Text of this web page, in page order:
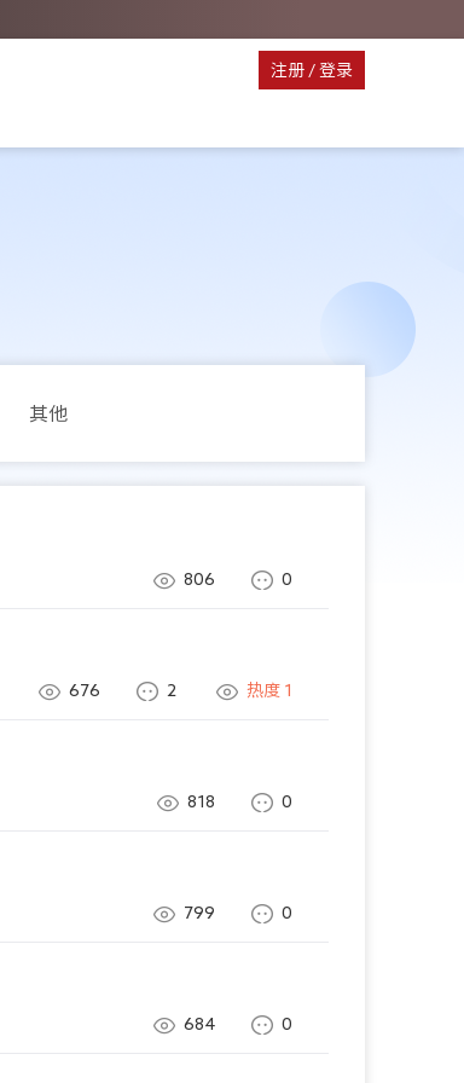
注册 / 登录
其他
806 0
676 2 热度 1
818 0
799 0
684 0